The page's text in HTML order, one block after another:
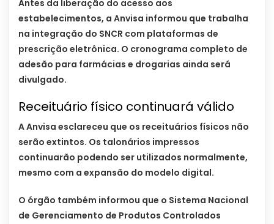
Antes da liberação do acesso aos
estabelecimentos, a Anvisa informou que trabalha
na integração do SNCR com plataformas de
prescrição eletrônica. O cronograma completo de
adesão para farmácias e drogarias ainda será
divulgado.
Receituário físico continuará válido
A Anvisa esclareceu que os receituários físicos não
serão extintos. Os talonários impressos
continuarão podendo ser utilizados normalmente,
mesmo com a expansão do modelo digital.
O órgão também informou que o Sistema Nacional
de Gerenciamento de Produtos Controlados